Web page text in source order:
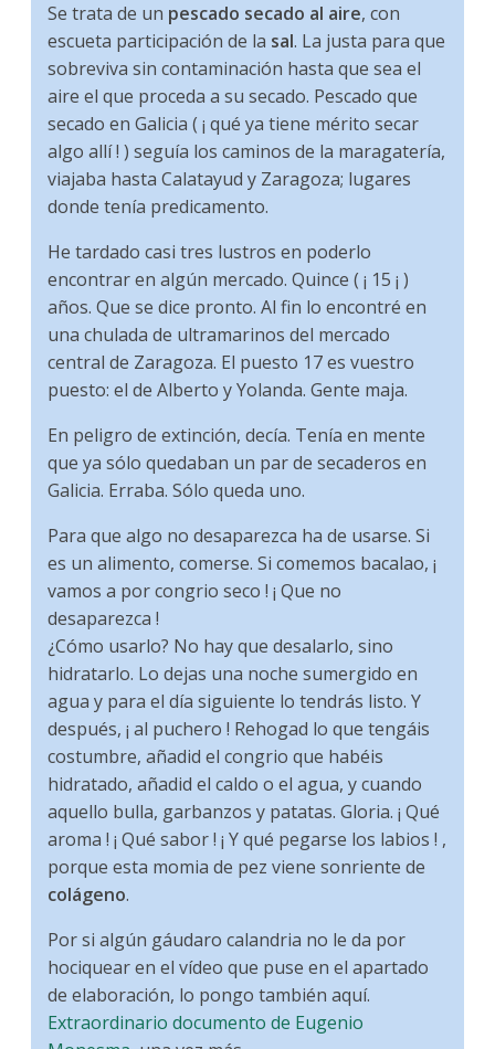
Se trata de un pescado secado al aire, con
escueta participación de la sal. La justa para que
sobreviva sin contaminación hasta que sea el
aire el que proceda a su secado. Pescado que
secado en Galicia ( ¡ qué ya tiene mérito secar
algo allí ! ) seguía los caminos de la maragatería,
viajaba hasta Calatayud y Zaragoza; lugares
donde tenía predicamento.
‌He tardado casi tres lustros en poderlo
encontrar en algún mercado. Quince ( ¡ 15 ¡ )
años. Que se dice pronto. Al fin lo encontré en
una chulada de ultramarinos del mercado
central de Zaragoza. El puesto 17 es vuestro
puesto: el de Alberto y Yolanda. Gente maja.
En peligro de extinción, decía. Tenía en mente
que ya sólo quedaban un par de secaderos en
Galicia. Erraba. Sólo queda uno.
‌Para que algo no desaparezca ha de usarse. Si
es un alimento, comerse. Si comemos bacalao, ¡
vamos a por congrio seco ! ¡ Que no
desaparezca !
¿Cómo usarlo? No hay que desalarlo, sino
hidratarlo. Lo dejas una noche sumergido en
agua y para el día siguiente lo tendrás listo. Y
después, ¡ al puchero ! Rehogad lo que tengáis
costumbre, añadid el congrio que habéis
hidratado, añadid el caldo o el agua, y cuando
aquello bulla, garbanzos y patatas. Gloria. ¡ Qué
aroma ! ¡ Qué sabor ! ¡ Y qué pegarse los labios ! ,
porque esta momia de pez viene sonriente de
colágeno.
‌Por si algún gáudaro calandria no le da por
hociquear en el vídeo que puse en el apartado
de elaboración, lo pongo también aquí.
Extraordinario documento de Eugenio